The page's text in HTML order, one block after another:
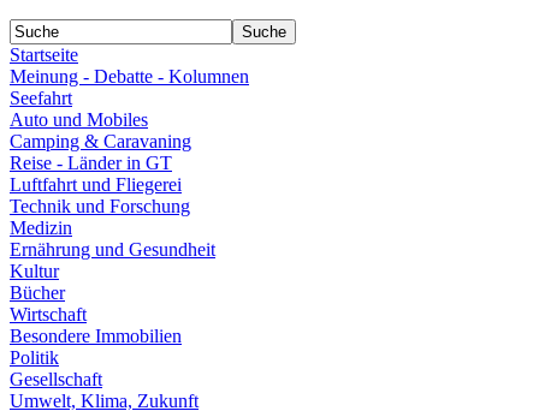
Startseite
Meinung - Debatte - Kolumnen
Seefahrt
Auto und Mobiles
Camping & Caravaning
Reise - Länder in GT
Luftfahrt und Fliegerei
Technik und Forschung
Medizin
Ernährung und Gesundheit
Kultur
Bücher
Wirtschaft
Besondere Immobilien
Politik
Gesellschaft
Umwelt, Klima, Zukunft